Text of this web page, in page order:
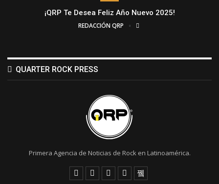
¡QRP Te Desea Feliz Año Nuevo 2025!
REDACCIÓN QRP
QUARTER ROCK PRESS
Primera Agencia de Noticias de Rock en Latinoamérica.